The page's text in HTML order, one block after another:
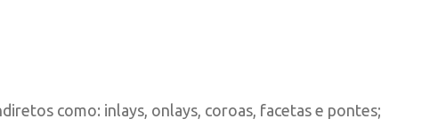
como: inlays, onlays, coroas, facetas e pontes;